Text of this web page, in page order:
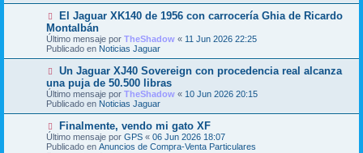
jm
n
s
a
e
N
e
v
o
m
e
n
s
a
e
El Jaguar XK140 de 1956 con carrocería Ghia de Ricardo
Montalbán
Último mensaje por TheShadow « 11 Jun 2026 22:25
Publicado en Noticias Jaguar
N
e
v
o
m
n
s
Un Jaguar XJ40 Sovereign con procedencia real alcanza
una puja de 50.500 libras
Último mensaje por TheShadow « 10 Jun 2026 20:15
Publicado en Noticias Jaguar
N
u
e
Finalmente, vendo mi gato XF
Último mensaje por GPS « 06 Jun 2026 18:07
Publicado en Anuncios de Compra-Venta Particulares